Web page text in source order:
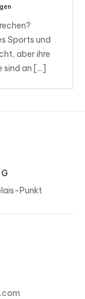
Sports und
aber ihre
sind an [...]
Punkt